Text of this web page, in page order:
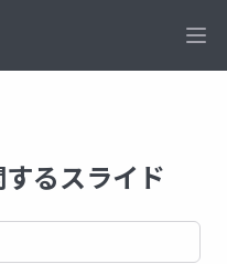
るスライド